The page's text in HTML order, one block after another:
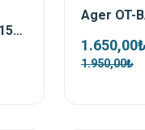
AGER AA-OU-PL150-8-KIT-B2-EC Outdoor 150mm Sekizgen Direk Montaj Kiti
1.650,00₺
1.950,00₺